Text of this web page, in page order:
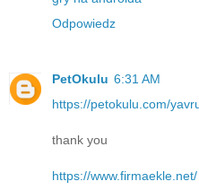
Odpowiedz
PetOkulu 6:31 AM
https://petokulu.com/
thank you
https://www.firmaekle.net/